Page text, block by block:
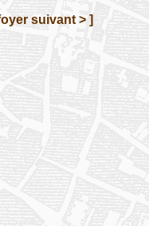
suivant > ]